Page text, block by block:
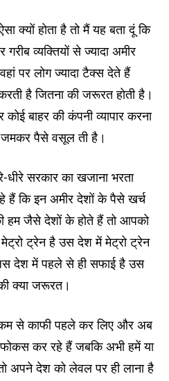
क्यों होता है तो मैं यह बता दूं कि
व्यक्तियों से ज्यादा अमीर
पर लोग ज्यादा टैक्स देते हैं
है जितना की जरूरत होती है।
बाहर की कंपनी व्यापार करना
जमकर पैसे वसूल ती है।
धीरे सरकार का खजाना भरता
कि इन अमीर देशों के पैसे खर्च
हम जैसे देशों के होते हैं तो आपको
ट्रेन है उस देश में मेट्रो ट्रेन
देश में पहले से ही सफाई है उस
क्या जरूरत।
कम से काफी पहले कर लिए और अब
कर रहे हैं जबकि अभी हमें या
अपने देश को लेवल पर ही लाना है